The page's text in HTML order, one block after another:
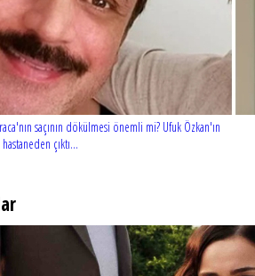
saçının dökülmesi önemli mi? Ufuk Özkan'ın
çıktı...